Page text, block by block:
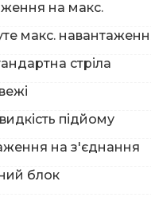
на макс.
макс.
стріла
підйому
на з'єднання
блок